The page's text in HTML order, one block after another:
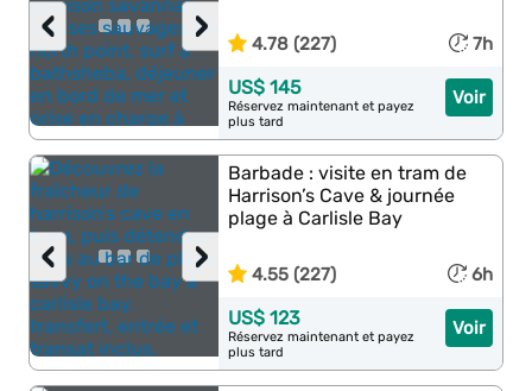
›
‹ 4.78 (227) 7h
Voir
US$ 145
Réservez maintenant et payez
plus tard
›
‹
Barbade : visite en tram de
Harrison’s Cave & journée
plage à Carlisle Bay
4.55 (227) 6h
Voir
US$ 123
Réservez maintenant et payez
plus tard